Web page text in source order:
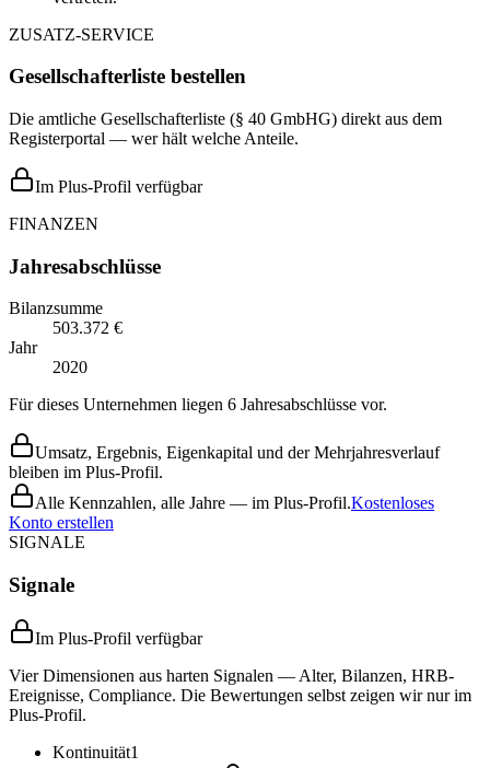
ZUSATZ-SERVICE
Gesellschafterliste bestellen
Die amtliche Gesellschafterliste (§ 40 GmbHG) direkt aus dem
Registerportal — wer hält welche Anteile.
Im Plus-Profil verfügbar
FINANZEN
Jahresabschlüsse
Bilanzsumme
503.372 €
Jahr
2020
Für dieses Unternehmen liegen 6 Jahresabschlüsse vor.
Umsatz, Ergebnis, Eigenkapital und der Mehrjahresverlauf
bleiben im Plus-Profil.
Alle Kennzahlen, alle Jahre — im Plus-Profil.Kostenloses
Konto erstellen
SIGNALE
Signale
Im Plus-Profil verfügbar
Vier Dimensionen aus harten Signalen — Alter, Bilanzen, HRB-
Ereignisse, Compliance. Die Bewertungen selbst zeigen wir nur im
Plus-Profil.
Kontinuität1